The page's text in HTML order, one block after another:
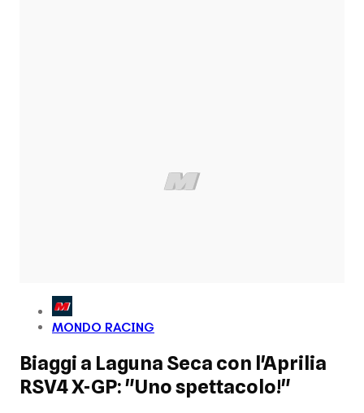
MONDO RACING
Biaggi a Laguna Seca con l'Aprilia
RSV4 X-GP: "Uno spettacolo!"